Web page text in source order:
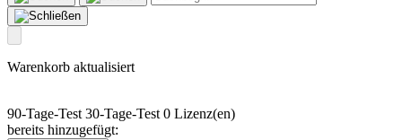
Warenkorb aktualisiert
90-Tage-Test 30-Tage-Test 0 Lizenz(en)
bereits hinzugefügt: